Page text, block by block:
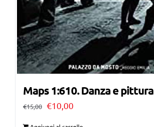
Maps 1:610. Danza e pittura
€15,00 Il
€10,00Il